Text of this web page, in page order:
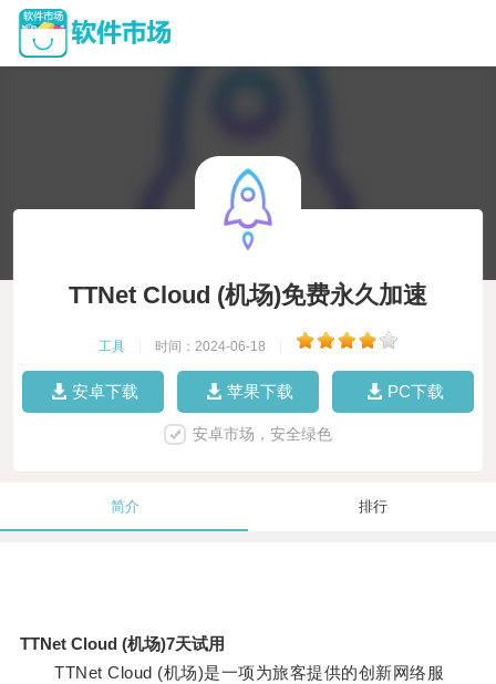
TTNet Cloud (机场)免费永久加速
工具 时间：2024-06-18
安卓下载 苹果下载 PC下载
安卓市场，安全绿色
简介 排行
TTNet Cloud (机场)7天试用
TTNet Cloud (机场)是一项为旅客提供的创新网络服